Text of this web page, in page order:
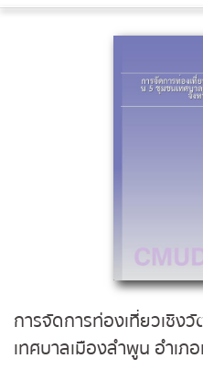
การจัดการท่องเที่ยวเชิ
เทศบาลเมืองลำพูน อำเ